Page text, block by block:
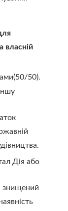
власній
50).
Дія або
знищений